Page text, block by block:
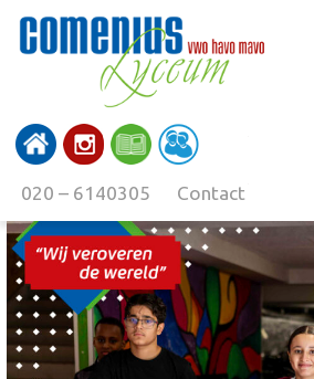
020 – 6140305 Contact